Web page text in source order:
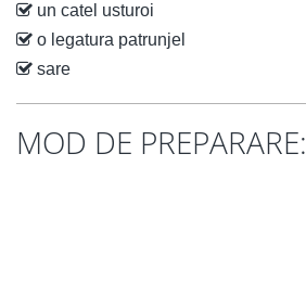
un catel usturoi
o legatura patrunjel
sare
MOD DE PREPARARE: